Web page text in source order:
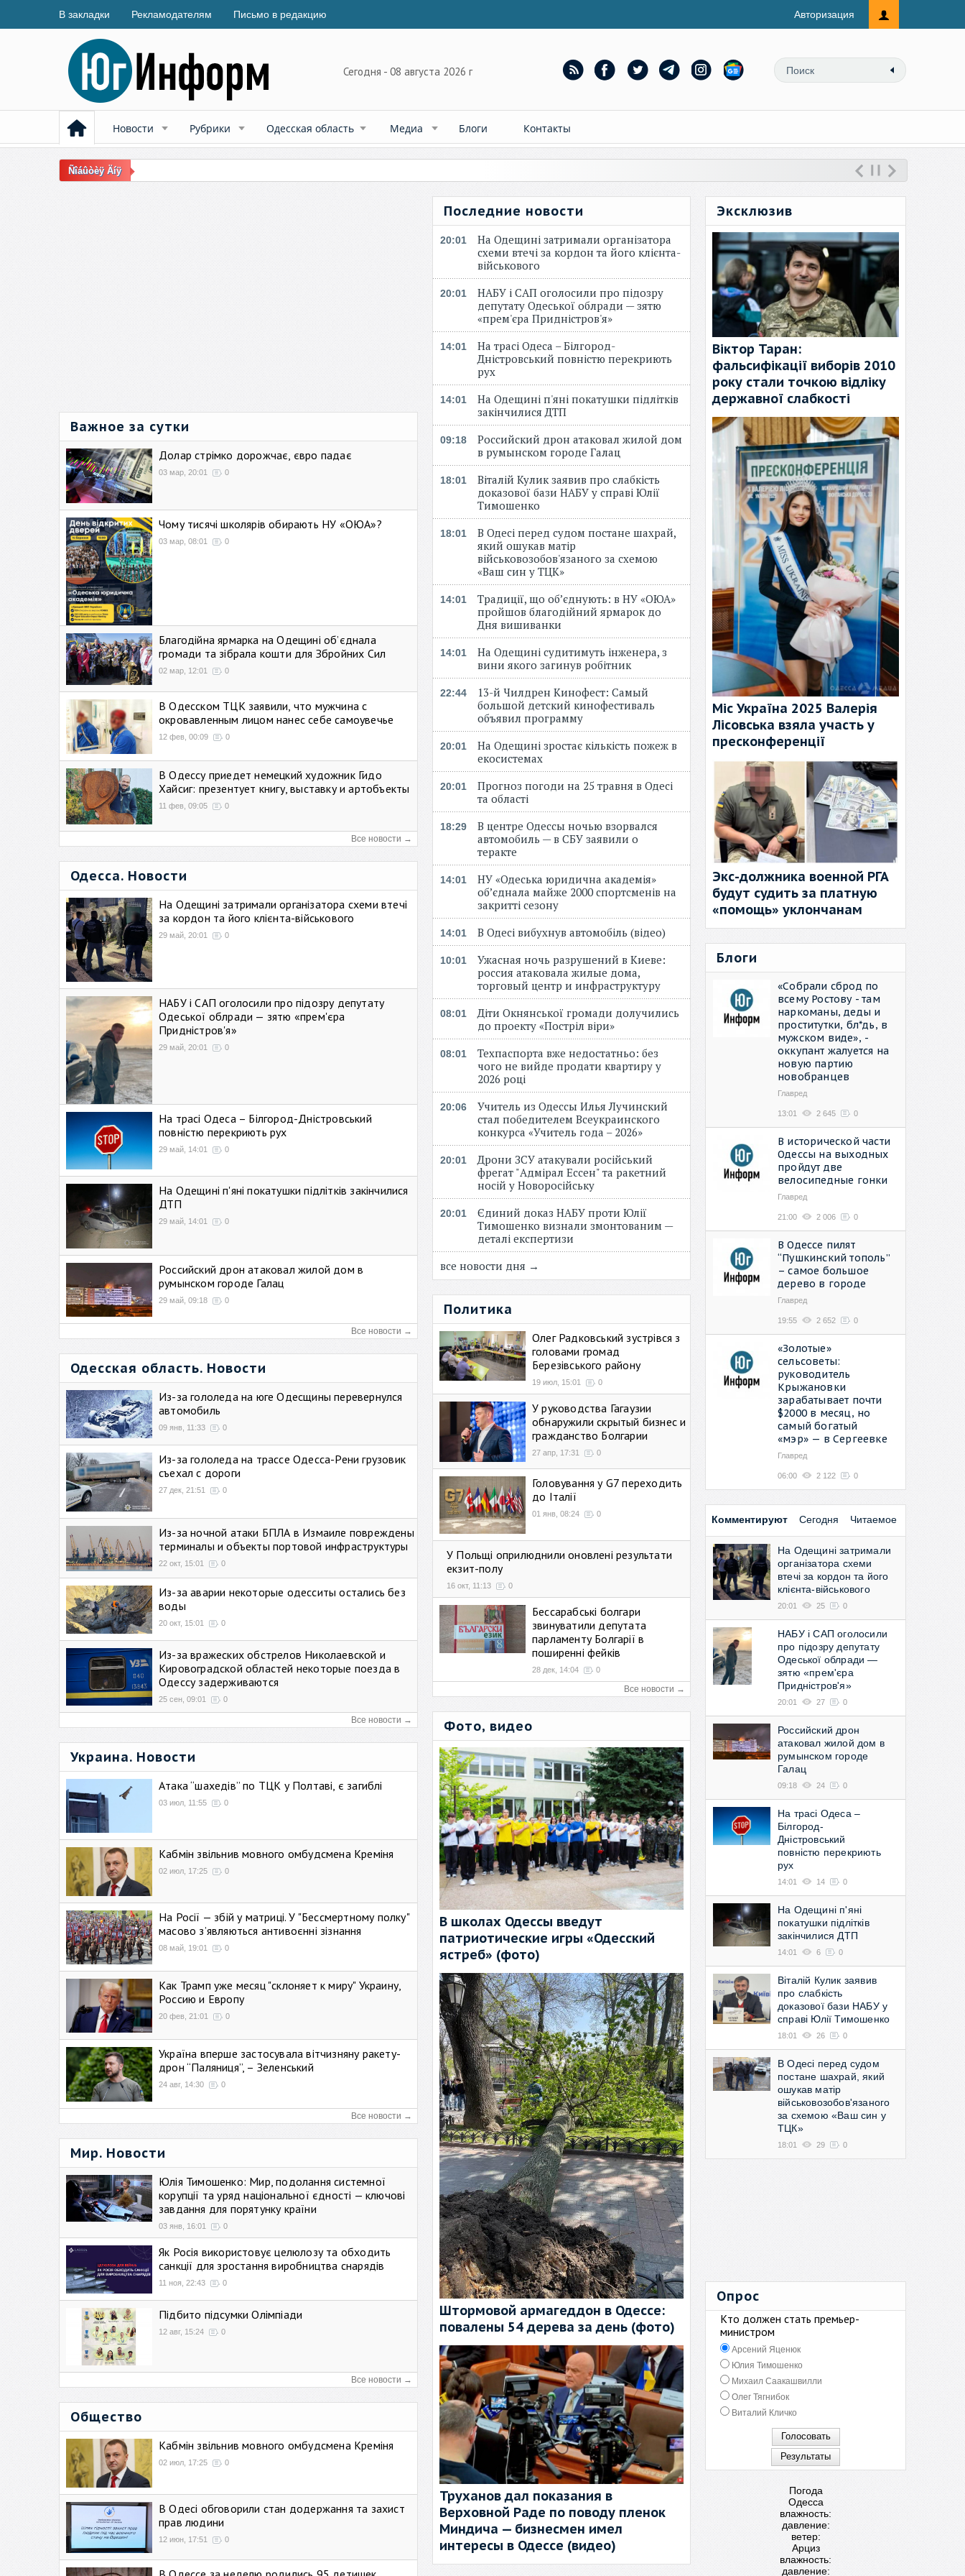
В закладки Рекламодателям Письмо в редакцию Авторизация
Сегодня - 08 августа 2026 г
Новости Рубрики Одесская область Медиа Блоги Контакты
Ñîáûòèÿ Äíÿ
Важное за сутки
Долар стрімко дорожчає, євро падає
03 мар, 20:01 0
Чому тисячі школярів обирають НУ «ОЮА»?
03 мар, 08:01 0
Благодійна ярмарка на Одещині об’єднала
громади та зібрала кошти для Збройних Сил
02 мар, 12:01 0
В Одесском ТЦК заявили, что мужчина с
окровавленным лицом нанес себе самоувечье
12 фев, 00:09 0
В Одессу приедет немецкий художник Гидо
Хайсиг: презентует книгу, выставку и артобъекты
11 фев, 09:05 0
Все новости →
Одесса. Новости
На Одещині затримали організатора схеми втечі
за кордон та його клієнта-військового
29 май, 20:01 0
НАБУ і САП оголосили про підозру депутату
Одеської облради — зятю «прем'єра
Придністров'я»
29 май, 20:01 0
На трасі Одеса – Білгород-Дністровський
повністю перекриють рух
29 май, 14:01 0
На Одещині п'яні покатушки підлітків закінчилися
ДТП
29 май, 14:01 0
Российский дрон атаковал жилой дом в
румынском городе Галац
29 май, 09:18 0
Все новости →
Одесская область. Новости
Из-за гололеда на юге Одесщины перевернулся
автомобиль
09 янв, 11:33 0
Из-за гололеда на трассе Одесса-Рени грузовик
съехал с дороги
27 дек, 21:51 0
Из-за ночной атаки БПЛА в Измаиле повреждены
терминалы и объекты портовой инфраструктуры
22 окт, 15:01 0
Из-за аварии некоторые одесситы остались без
воды
20 окт, 15:01 0
Из-за вражеских обстрелов Николаевской и
Кировоградской областей некоторые поезда в
Одессу задерживаются
25 сен, 09:01 0
Все новости →
Украина. Новости
Атака “шахедів” по ТЦК у Полтаві, є загиблі
03 июл, 11:55 0
Кабмін звільнив мовного омбудсмена Креміня
02 июл, 17:25 0
На Росії — збій у матриці. У "Бессмертному полку"
масово зʼявляються антивоєнні зізнання
08 май, 19:01 0
Как Трамп уже месяц "склоняет к миру" Украину,
Россию и Европу
20 фев, 21:01 0
Україна вперше застосувала вітчизняну ракету-
дрон “Паляниця”, – Зеленський
24 авг, 14:30 0
Все новости →
Мир. Новости
Юлія Тимошенко: Мир, подолання системної
корупції та уряд національної єдності — ключові
завдання для порятунку країни
03 янв, 16:01 0
Як Росія використовує целюлозу та обходить
санкції для зростання виробництва снарядів
11 ноя, 22:43 0
Підбито підсумки Олімпіади
12 авг, 15:24 0
Все новости →
Общество
Кабмін звільнив мовного омбудсмена Креміня
02 июл, 17:25 0
В Одесі обговорили стан додержання та захист
прав людини
12 июн, 17:51 0
Последние новости
20:01
На Одещині затримали організатора
схеми втечі за кордон та його клієнта-
військового
20:01
НАБУ і САП оголосили про підозру
депутату Одеської облради — зятю
«прем'єра Придністров'я»
14:01
На трасі Одеса – Білгород-
Дністровський повністю перекриють
рух
14:01
На Одещині п'яні покатушки підлітків
закінчилися ДТП
09:18
Российский дрон атаковал жилой дом
в румынском городе Галац
18:01
Віталій Кулик заявив про слабкість
доказової бази НАБУ у справі Юлії
Тимошенко
18:01
В Одесі перед судом постане шахрай,
який ошукав матір
військовозобов'язаного за схемою
«Ваш син у ТЦК»
14:01
Традиції, що об’єднують: в НУ «ОЮА»
пройшов благодійний ярмарок до
Дня вишиванки
14:01
На Одещині судитимуть інженера, з
вини якого загинув робітник
22:44
13-й Чилдрен Кинофест: Самый
большой детский кинофестиваль
объявил программу
20:01
На Одещині зростає кількість пожеж в
екосистемах
20:01
Прогноз погоди на 25 травня в Одесі
та області
18:29
В центре Одессы ночью взорвался
автомобиль — в СБУ заявили о
теракте
14:01
НУ «Одеська юридична академія»
об’єднала майже 2000 спортсменів на
закритті сезону
14:01 В Одесі вибухнув автомобіль (відео)
10:01
Ужасная ночь разрушений в Киеве:
россия атаковала жилые дома,
торговый центр и инфраструктуру
08:01
Діти Окнянської громади долучились
до проекту «Постріл віри»
08:01
Техпаспорта вже недостатньо: без
чого не вийде продати квартиру у
2026 році
20:06
Учитель из Одессы Илья Лучинский
стал победителем Всеукраинского
конкурса «Учитель года – 2026»
20:01
Дрони ЗСУ атакували російський
фрегат "Адмірал Ессен" та ракетний
носій у Новоросійську
20:01
Єдиний доказ НАБУ проти Юлії
Тимошенко визнали змонтованим —
деталі експертизи
все новости дня →
Политика
Олег Радковський зустрівся з
головами громад
Березівського району
19 июл, 15:01 0
У руководства Гагаузии
обнаружили скрытый бизнес и
гражданство Болгарии
27 апр, 17:31 0
Головування у G7 переходить
до Італії
01 янв, 08:24 0
У Польщі оприлюднили оновлені результати
екзит-полу
16 окт, 11:13 0
Бессарабські болгари
звинуватили депутата
парламенту Болгарії в
поширенні фейків
28 дек, 14:04 0
Все новости →
Фото, видео
В школах Одессы введут
патриотические игры «Одесский
ястреб» (фото)
Штормовой армагеддон в Одессе:
повалены 54 дерева за день (фото)
Труханов дал показания в
Верховной Раде по поводу пленок
Миндича — бизнесмен имел
интересы в Одессе (видео)
Эксклюзив
Віктор Таран:
фальсифікації виборів 2010
року стали точкою відліку
державної слабкості
Міс Україна 2025 Валерія
Лісовська взяла участь у
пресконференції
Экс-должника военной РГА
будут судить за платную
«помощь» уклончанам
Блоги
«Собрали сброд по
всему Ростову - там
наркоманы, деды и
проститутки, бл*дь, в
мужском виде», -
оккупант жалуется на
новую партию
новобранцев
Главред
13:01 2 645 0
В исторической части
Одессы на выходных
пройдут две
велосипедные гонки
Главред
21:00 2 006 0
В Одессе пилят
“Пушкинский тополь”
– самое большое
дерево в городе
Главред
19:55 2 652 0
«Золотые»
сельсоветы:
руководитель
Крыжановки
зарабатывает почти
$2000 в месяц, но
самый богатый
«мэр» — в Сергеевке
Главред
06:00 2 122 0
Комментируют Сегодня Читаемое
На Одещині затримали
організатора схеми
втечі за кордон та його
клієнта-військового
20:01 25 0
НАБУ і САП оголосили
про підозру депутату
Одеської облради —
зятю «прем'єра
Придністров'я»
20:01 27 0
Российский дрон
атаковал жилой дом в
румынском городе
Галац
09:18 24 0
На трасі Одеса –
Білгород-
Дністровський
повністю перекриють
рух
14:01 14 0
На Одещині п'яні
покатушки підлітків
закінчилися ДТП
14:01 6 0
Віталій Кулик заявив
про слабкість
доказової бази НАБУ у
справі Юлії Тимошенко
18:01 26 0
В Одесі перед судом
постане шахрай, який
ошукав матір
військовозобов'язаного
за схемою «Ваш син у
ТЦК»
18:01 29 0
Опрос
Кто должен стать премьер-
министром
Арсений Яценюк
Юлия Тимошенко
Михаил Саакашвилли
Олег Тягнибок
Виталий Кличко
Погода
Одесса
влажность:
давление:
ветер:
Арциз
влажность:
давление: